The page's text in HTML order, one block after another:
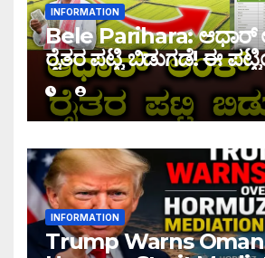
INFORMATION
Bele Parihara:
ರೈತರ ಪಟ್ಟಿ ಬಿಡುಗಡೆ! ಈ
ಹೆಸರು ಇದ್ದರೆ ನಿಮಗೆ ಹಣ
INFORMATION
Trump Warns